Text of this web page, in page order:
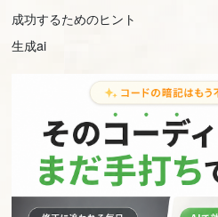
成功するためのヒント
生成ai